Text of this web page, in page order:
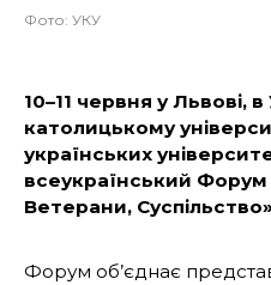
Фото: УКУ
10–11 червня у Львові,
католицькому
українських
всеукраїнський Форум
Ветерани,
Форум об’єднає